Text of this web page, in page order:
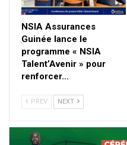
NSIA Assurances
Guinée lance le
programme « NSIA
Talent’Avenir » pour
renforcer…
PREV NEXT